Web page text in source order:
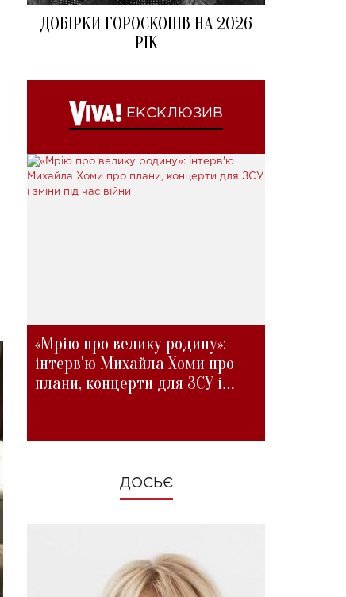
ДОБІРКИ ГОРОСКОПІВ НА 2026
РІК
ЕКСКЛЮЗИВ
«Мрію про велику родину»:
інтерв'ю Михайла Хоми про
плани, концерти для ЗСУ і
ДОСЬЄ